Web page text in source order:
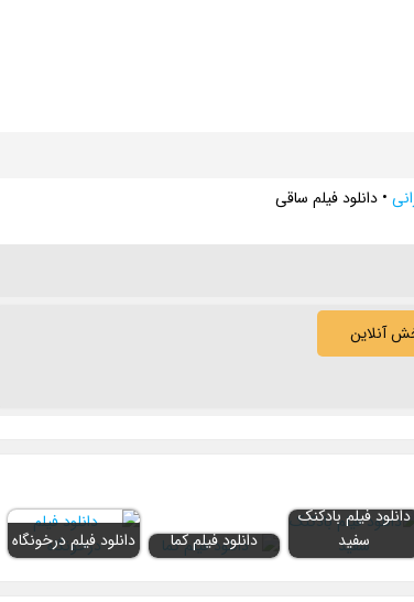
• دانلود فیلم ساقی
آنلاین
دانلود فیلم بادکنک
سفید
دانلود فیلم کما دانلود فیلم درخونگاه